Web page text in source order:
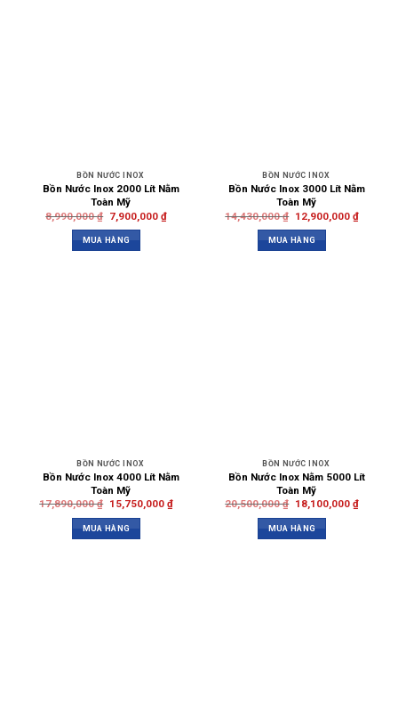
BỒN NƯỚC INOX
Bồn Nước Inox 2000 Lít Nằm
Toàn Mỹ
8,990,000₫ 7,900,000 ₫
MUA HÀNG
BỒN NƯỚC INOX
Bồn Nước Inox 3000 Lít Nằm
Toàn Mỹ
14,430,000₫ 12,900,000 ₫
MUA HÀNG
BỒN NƯỚC INOX
Bồn Nước Inox 4000 Lít Nằm
Toàn Mỹ
17,890,000₫ 15,750,000 ₫
MUA HÀNG
BỒN NƯỚC INOX
Bồn Nước Inox Nằm 5000 Lít
Toàn Mỹ
20,500,000₫ 18,100,000 ₫
MUA HÀNG